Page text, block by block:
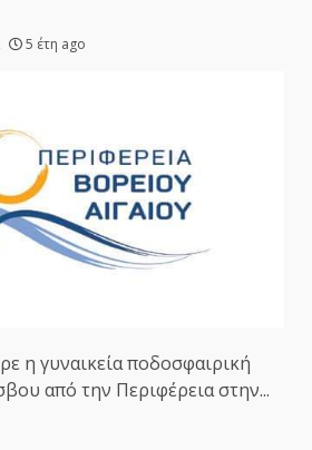
5 έτη ago
η γυναικεία ποδοσφαιρική
από την Περιφέρεια στην...